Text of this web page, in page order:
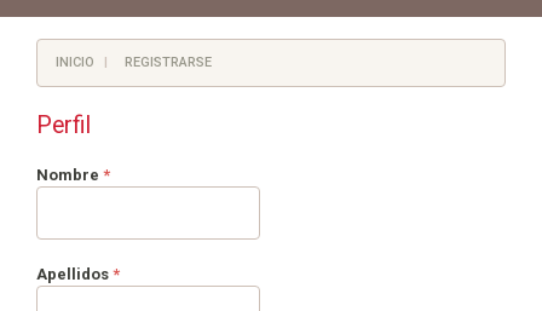
INICIO REGISTRARSE
Perfil
Nombre *Obligatorio
Apellidos *Obligatorio